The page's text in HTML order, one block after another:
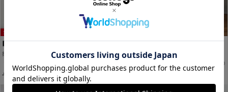
接触冷感ストレートパンツ
￥2,280 税込
￥2,680
ティアードスカート
￥2,980 税込
￥3,980
クロップドイージーパンツ
￥2,480